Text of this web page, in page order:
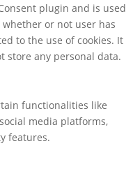
plugin and is used
whether or not user has
to the use of cookies. It
store any personal data.
functionalities like
media platforms,
features.